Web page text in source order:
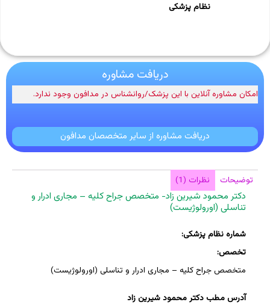
نظام پزشکی
دریافت مشاوره
امکان مشاوره آنلاین با این پزشک/روانشناس در مدافون وجود ندارد.
دریافت مشاوره از سایر متخصصان مدافون
توضیحات نظرات (1)
دکتر محمود شیرین زاد- متخصص جراح کلیه – مجاری ادرار و
تناسلی (اورولوژیست)
شماره نظام پزشکی:
تخصص:
متخصص جراح کلیه – مجاری ادرار و تناسلی (اورولوژیست)
آدرس مطب دکتر محمود شیرین زاد